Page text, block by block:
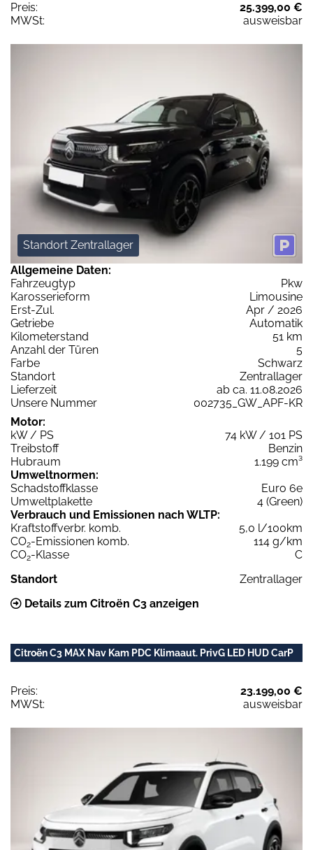
Preis:
25.399,00 €
MWSt:
ausweisbar
Standort Zentrallager
Allgemeine Daten:
Fahrzeugtyp
Pkw
Karosserieform
Limousine
Erst-Zul.
Apr / 2026
Getriebe
Automatik
Kilometerstand
51 km
Anzahl der Türen
5
Farbe
Schwarz
Standort
Zentrallager
Lieferzeit
ab ca. 11.08.2026
Unsere Nummer
002735_GW_APF-KR
Motor:
kW / PS
74 kW / 101 PS
Treibstoff
Benzin
Hubraum
1.199 cm³
Umweltnormen:
Schadstoffklasse
Euro 6e
Umweltplakette
4 (Green)
Verbrauch und Emissionen nach WLTP:
Kraftstoffverbr. komb.
5,0 l/100km
CO2-Emissionen komb.
114 g/km
CO2-Klasse
C
Standort
Zentrallager
Details zum Citroën C3 anzeigen
Citroën C3 MAX Nav Kam PDC Klimaaut. PrivG LED HUD CarP
Preis:
23.199,00 €
MWSt:
ausweisbar